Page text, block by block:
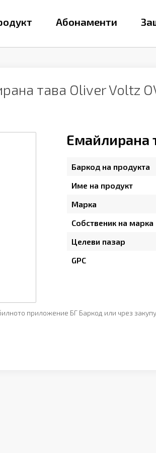
Абонаменти
тава Oliver Voltz
Емайлирана
Баркод на продукта
Име на продукт
Марка
Собственик на марка
Целеви пазар
GPC
приложение БГ Баркод или чрез